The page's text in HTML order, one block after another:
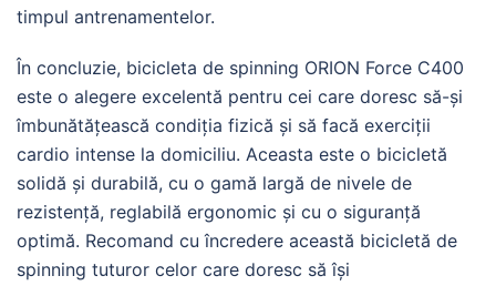
timpul antrenamentelor.
În concluzie, bicicleta de spinning ORION Force C400
este o alegere excelentă pentru cei care doresc să-și
îmbunătățească condiția fizică și să facă exerciții
cardio intense la domiciliu. Aceasta este o bicicletă
solidă și durabilă, cu o gamă largă de nivele de
rezistență, reglabilă ergonomic și cu o siguranță
optimă. Recomand cu încredere această bicicletă de
spinning tuturor celor care doresc să își